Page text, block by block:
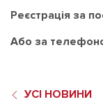
Реєстрація за
Або за
УСІ НОВИНИ